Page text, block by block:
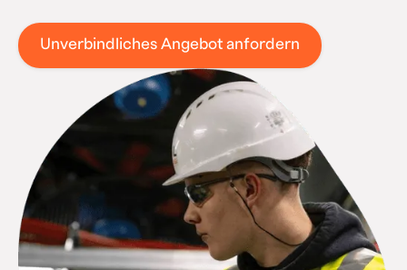
Unverbindliches Angebot anfordern